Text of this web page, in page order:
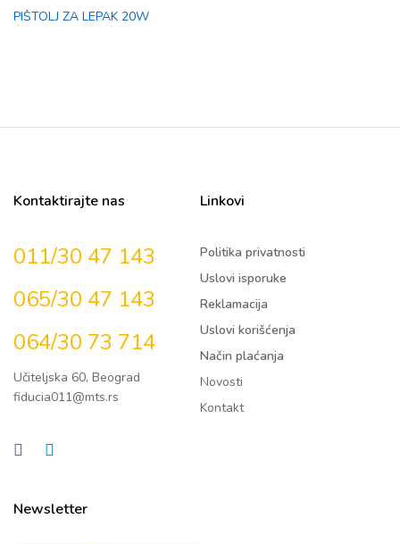
PIŠTOLJ ZA LEPAK 20W
Kontaktirajte nas
011/30 47 143
065/30 47 143
064/30 73 714
Učiteljska 60, Beograd
fiducia011@mts.rs
Linkovi
Politika privatnosti
Uslovi isporuke
Reklamacija
Uslovi korišćenja
Način plaćanja
Novosti
Kontakt
Newsletter